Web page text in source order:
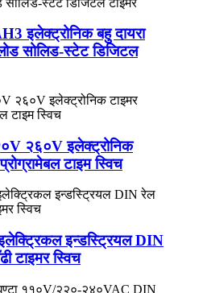
इलेक्ट्रोनिक बहु दायरा
सोलिड-स्टेट डिजिटल
२६०V इलेक्ट्रोनिक
टाइम स्विच
इन्डस्ट्रियल DIN
टाइमर स्विच